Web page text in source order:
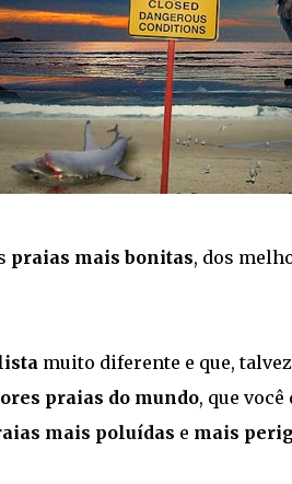
praias mais bonitas, dos
muito diferente e que,
praias do mundo, que
mais poluídas e mais